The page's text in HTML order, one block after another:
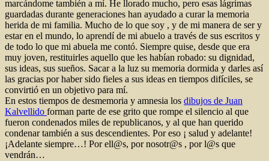
marcándome también a mí. He llorado mucho, pero esas lágrimas
guardadas durante generaciones han ayudado a curar la memoria
herida de mi familia. Mucho de lo que soy , y de mi manera de ser y
estar en el mundo, lo aprendí de mi abuelo a través de sus escritos y
de todo lo que mi abuela me contó. Siempre quise, desde que era
muy joven, restituirles aquello que les habían robado: su dignidad,
sus ideas, sus sueños. Sacar a la luz su memoria dormida y darles así
las gracias por haber sido fieles a sus ideas en tiempos difíciles, se
convirtió en un objetivo para mí.
En estos tiempos de desmemoria y amnesia los dibujos de Juan
Kalvellido forman parte de ese grito que rompe el silencio al que
fueron condenados miles de republicanos, y al que han querido
condenar también a sus descendientes. Por eso ¡ salud y adelante!
¡Adelante siempre…! Por ell@s, por nosotr@s , por l@s que
vendrán…